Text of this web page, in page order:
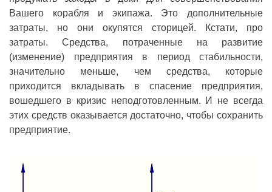
Вашего корабля и экипажа. Это дополнительные
затраты, но они окупятся сторицей. Кстати, про
затраты. Средства, потраченные на развитие
(изменение) предприятия в период стабильности,
значительно меньше, чем средства, которые
приходится вкладывать в спасение предприятия,
вошедшего в кризис неподготовленным. И не всегда
этих средств оказывается достаточно, чтобы сохранить
предприятие.